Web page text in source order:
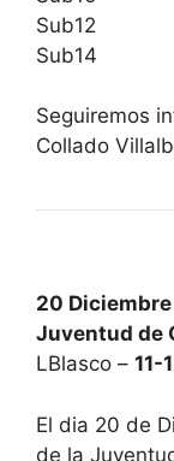
Sub12
Sub14
Seguiremos
Collado
20
Juventud de
LBlasco – 11-
El dia 20 de
de la